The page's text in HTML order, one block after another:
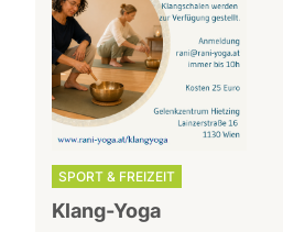
SPORT & FREIZEIT
Klang-Yoga